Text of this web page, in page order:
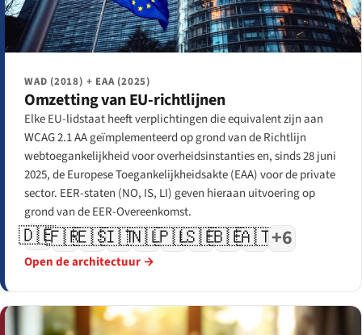
WAD (2018) + EAA (2025)
Omzetting van EU-richtlijnen
Elke EU-lidstaat heeft verplichtingen die equivalent zijn aan
WCAG 2.1 AA geïmplementeerd op grond van de Richtlijn
webtoegankelijkheid voor overheidsinstanties en, sinds 28 juni
2025, de Europese Toegankelijkheidsakte (EAA) voor de private
sector. EER-staten (NO, IS, LI) geven hieraan uitvoering op
grond van de EER-Overeenkomst.
🇩🇪🇫🇷🇪🇸🇮🇹🇳🇱🇵🇱🇸🇪🇧🇪🇦🇹+6
Open de architectuur →